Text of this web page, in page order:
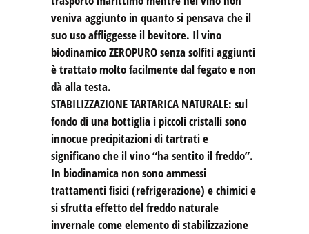
veniva aggiunto in quanto si pensava che il
suo uso affliggesse il bevitore. Il vino
biodinamico ZEROPURO senza solfiti aggiunti
è trattato molto facilmente dal fegato e non
dà alla testa.
STABILIZZAZIONE TARTARICA NATURALE: sul
fondo di una bottiglia i piccoli cristalli sono
innocue precipitazioni di tartrati e
significano che il vino “ha sentito il freddo”.
In biodinamica non sono ammessi
trattamenti fisici (refrigerazione) e chimici e
si sfrutta effetto del freddo naturale
invernale come elemento di stabilizzazione